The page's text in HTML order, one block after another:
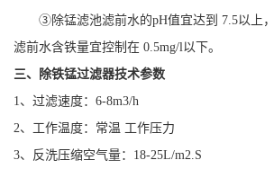
③除锰滤池滤前水的pH值宜达到 7.5以上，
滤前水含铁量宜控制在 0.5mg/l以下。
三、除铁锰过滤器技术参数
1、过滤速度：6-8m3/h
2、工作温度：常温 工作压力
3、反洗压缩空气量：18-25L/m2.S